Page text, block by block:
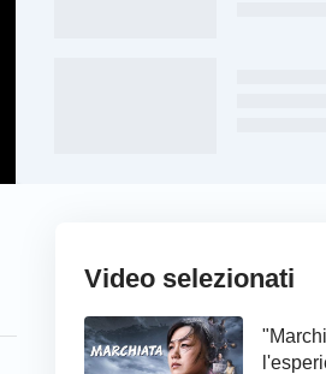
Video selezionati